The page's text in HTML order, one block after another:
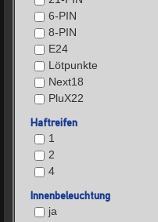
6-PIN
8-PIN
E24
Lötpunkte
Next18
PluX22
Haftreifen
1
2
4
Innenbeleuchtung
ja